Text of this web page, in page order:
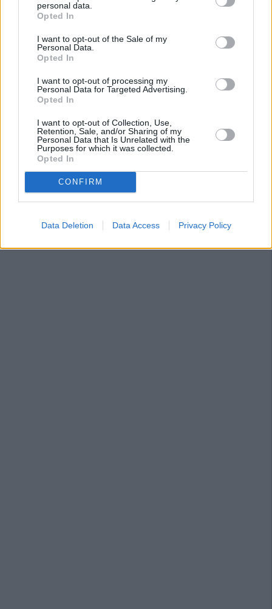
personal data.
Opted In
I want to opt-out of the Sale of my
Personal Data.
Opted In
I want to opt-out of processing my
Personal Data for Targeted Advertising.
Opted In
I want to opt-out of Collection, Use,
Retention, Sale, and/or Sharing of my
Personal Data that Is Unrelated with the
Purposes for which it was collected.
Opted In
CONFIRM
Data Deletion Data Access Privacy Policy
la convocatoria de doce plazas para interinos. “Para salvar
los escollos legales, la motivación sería la urgente
necesidad de personal que tiene el servicio”, explicó el
representante de CSIF. Pero añadió: “Sin gustarnos que
sean interinos y no funcionarios de carrera, doce serán
insuficientes”. Primero, porque el déficit de personal es
del doble, y, en segundo lugar, por el grado de
éxito conocer la versión del Ayuntamiento.